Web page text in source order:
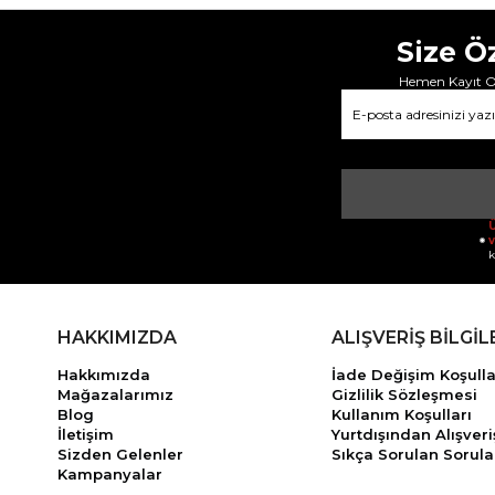
Size
Hemen Kayıt
HAKKIMIZDA
Hakkımızda
Mağazalarımız
Blog
İletişim
Sizden Gelenler
Kampanyalar
ALIŞVERİŞ
İade Değişim
Gizlilik Sözleşmesi
Kullanım Koşulları
Yurtdışından
Sıkça Sorulan